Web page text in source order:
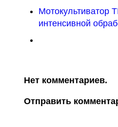
Мотокультиватор
интенсивной
Нет комментариев.
Отправить